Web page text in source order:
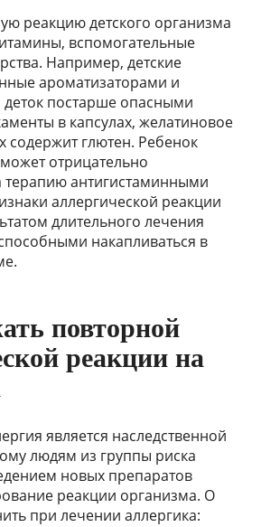
реакцию детского организма
вспомогательные
Например, детские
ароматизаторами и
деток постарше опасными
в капсулах, желатиновое
содержит глютен. Ребенок
отрицательно
терапию антигистаминными
аллергической реакции
длительного лечения
накапливаться в
повторной
реакции на
является наследственной
людям из группы риска
новых препаратов
реакции организма. О
при лечении аллергика: